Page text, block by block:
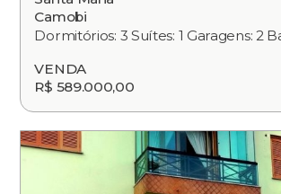
Camobi
Dormitórios: 3 Suítes: 1 Garagens: 2
VENDA
R$ 589.000,00